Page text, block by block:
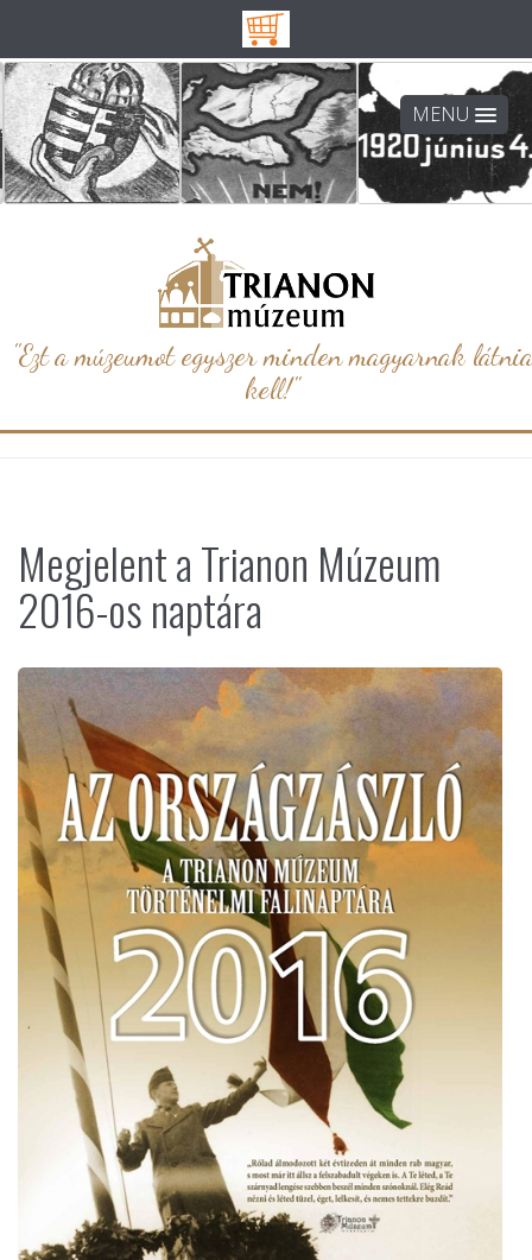
MENU
"Ezt a múzeumot egyszer minden magyarnak látnia
kell!"
Megjelent a Trianon Múzeum
2016-os naptára